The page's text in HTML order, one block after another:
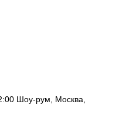
Шоу-рум, Москва,